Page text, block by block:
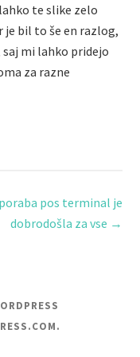
te slike zelo
bil to še en razlog,
mi lahko pridejo
za razne
pos terminal je
dobrodošla za vse →
.